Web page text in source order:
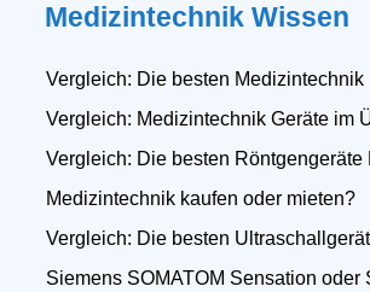
Medizintechnik Wissen
Vergleich: Die besten Medizintechnik
Vergleich: Medizintechnik Geräte im
Vergleich: Die besten Röntgengeräte
Medizintechnik kaufen oder mieten?
Vergleich: Die besten
Siemens SOMATOM Sensation oder